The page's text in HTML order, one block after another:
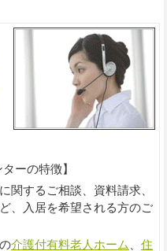
ーの特徴】
するご相談、資料請求、
、入居を希望される方のご
介護付有料老人ホーム 住